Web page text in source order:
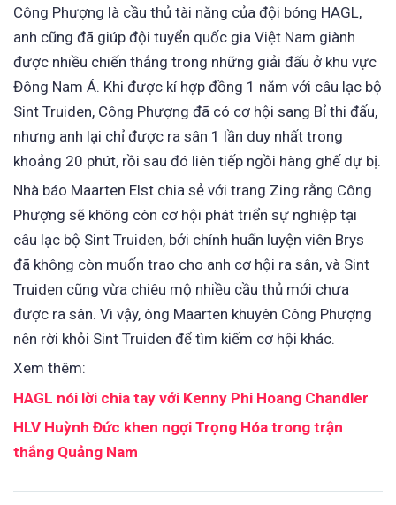
Công Phượng là cầu thủ tài năng của đội bóng HAGL,
anh cũng đã giúp đội tuyển quốc gia Việt Nam giành
được nhiều chiến thắng trong những giải đấu ở khu vực
Đông Nam Á. Khi được kí hợp đồng 1 năm với câu lạc bộ
Sint Truiden, Công Phượng đã có cơ hội sang Bỉ thi đấu,
nhưng anh lại chỉ được ra sân 1 lần duy nhất trong
khoảng 20 phút, rồi sau đó liên tiếp ngồi hàng ghế dự bị.
Nhà báo Maarten Elst chia sẻ với trang Zing rằng Công
Phượng sẽ không còn cơ hội phát triển sự nghiệp tại
câu lạc bộ Sint Truiden, bởi chính huấn luyện viên Brys
đã không còn muốn trao cho anh cơ hội ra sân, và Sint
Truiden cũng vừa chiêu mộ nhiều cầu thủ mới chưa
được ra sân. Vì vậy, ông Maarten khuyên Công Phượng
nên rời khỏi Sint Truiden để tìm kiếm cơ hội khác.
Xem thêm:
HAGL nói lời chia tay với Kenny Phi Hoang Chandler
HLV Huỳnh Đức khen ngợi Trọng Hóa trong trận
thắng Quảng Nam